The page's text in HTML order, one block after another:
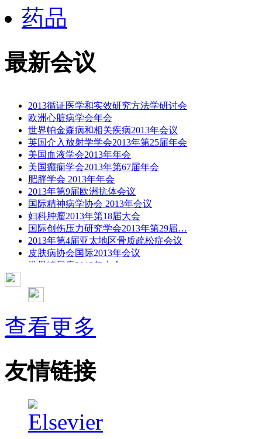
药品
最新会议
2013循证医学和实效研究方法学研讨会
欧洲心脏病学会年会
世界帕金森病和相关疾病2013年会议
英国介入放射学学会2013年第25届年会
美国血液学会2013年年会
美国癫痫学会2013年第67届年会
肥胖学会 2013年年会
2013年第9届欧洲抗体会议
国际精神病学协会 2013年会议
妇科肿瘤2013年第18届大会
国际创伤压力研究学会2013年第29届…
2013年第4届亚太地区骨质疏松症会议
皮肤病协会国际2013年会议
世界糖尿病2013年大会
彭晓霞---诊断试验的Meta分析
武姗姗---累积Meta分析和TSA分析
孙凤---Network Meta分析
杨智荣---Cochrane综述实战经验分享
杨祖耀---疾病频率资料的Meta分析
查看更多
友情链接